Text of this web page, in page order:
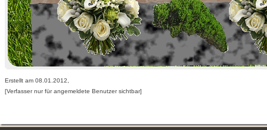
Erstellt am 08.01.2012,
[Verfasser nur für angemeldete Benutzer sichtbar]